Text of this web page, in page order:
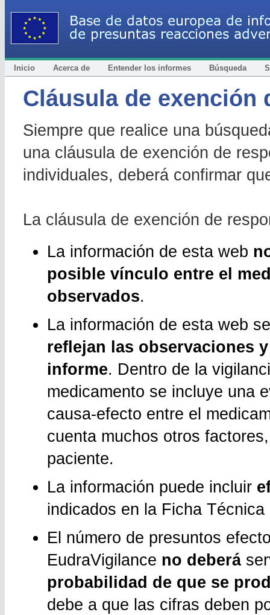
Inicio Acerca de Entender los informes Búsqueda
Cláusula de exención
Siempre que realice una
una cláusula de exención de
individuales, deberá confirmar
La cláusula de exención de
La información de esta web
posible vínculo entre el
observados.
La información de esta web
reflejan las observaciones
informe. Dentro de la
medicamento se incluye una
causa-efecto entre el
cuenta muchos otros
paciente.
La información puede incluir
indicados en la Ficha
El número de presuntos
EudraVigilance no deberá
probabilidad de que se
debe a que las cifras deben